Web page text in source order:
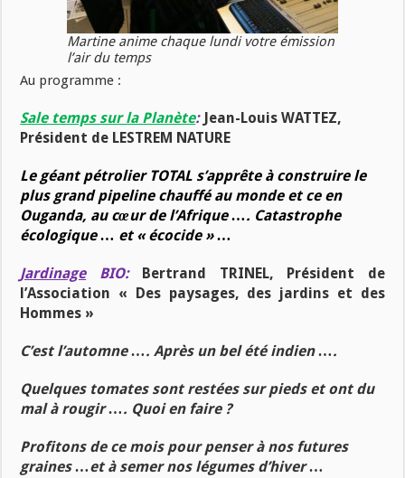
Martine anime chaque lundi votre émission
l’air du temps
Au programme :
Sale temps sur la Planète: Jean-Louis WATTEZ,
Président de LESTREM NATURE
Le géant pétrolier TOTAL s’apprête à construire le
plus grand pipeline chauffé au monde et ce en
Ouganda, au cœur de l’Afrique …. Catastrophe
écologique … et « écocide » …
JardinageBIO:
Bertrand TRINEL, Président de
l’Association « Des paysages, des jardins et des
Hommes »
C’est l’automne …. Après un bel été indien ….
Quelques tomates sont restées sur pieds et ont du
mal à rougir …. Quoi en faire ?
Profitons de ce mois pour penser à nos futures
graines …et à semer nos légumes d’hiver …